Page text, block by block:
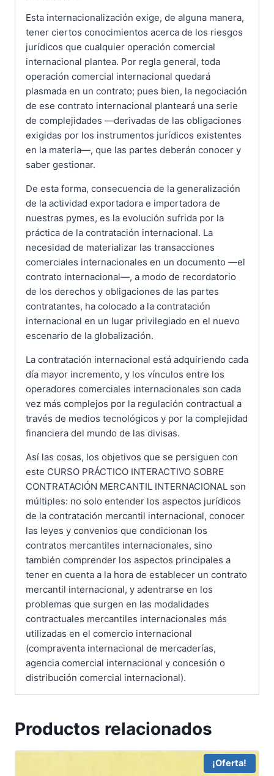
Esta internacionalización exige, de alguna manera,
tener ciertos conocimientos acerca de los riesgos
jurídicos que cualquier operación comercial
internacional plantea. Por regla general, toda
operación comercial internacional quedará
plasmada en un contrato; pues bien, la negociación
de ese contrato internacional planteará una serie
de complejidades —derivadas de las obligaciones
exigidas por los instrumentos jurídicos existentes
en la materia—, que las partes deberán conocer y
saber gestionar.
De esta forma, consecuencia de la generalización
de la actividad exportadora e importadora de
nuestras pymes, es la evolución sufrida por la
práctica de la contratación internacional. La
necesidad de materializar las transacciones
comerciales internacionales en un documento —el
contrato internacional—, a modo de recordatorio
de los derechos y obligaciones de las partes
contratantes, ha colocado a la contratación
internacional en un lugar privilegiado en el nuevo
escenario de la globalización.
La contratación internacional está adquiriendo cada
día mayor incremento, y los vínculos entre los
operadores comerciales internacionales son cada
vez más complejos por la regulación contractual a
través de medios tecnológicos y por la complejidad
financiera del mundo de las divisas.
Así las cosas, los objetivos que se persiguen con
este CURSO PRÁCTICO INTERACTIVO SOBRE
CONTRATACIÓN MERCANTIL INTERNACIONAL son
múltiples: no solo entender los aspectos jurídicos
de la contratación mercantil internacional, conocer
las leyes y convenios que condicionan los
contratos mercantiles internacionales, sino
también comprender los aspectos principales a
tener en cuenta a la hora de establecer un contrato
mercantil internacional, y adentrarse en los
problemas que surgen en las modalidades
contractuales mercantiles internacionales más
utilizadas en el comercio internacional
(compraventa internacional de mercaderías,
agencia comercial internacional y concesión o
distribución comercial internacional).
Productos relacionados
¡Oferta!